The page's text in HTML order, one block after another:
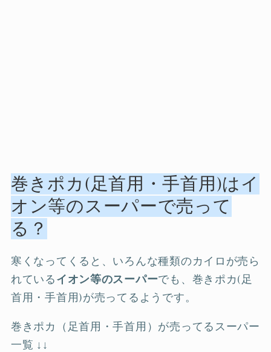
巻きポカ(足首用・手首用)はイ
オン等のスーパーで売って
る？
寒くなってくると、いろんな種類のカイロが売ら
れているイオン等のスーパーでも、巻きポカ(足
首用・手首用)が売ってるようです。
巻きポカ（足首用・手首用）が売ってるスーパー
一覧 ↓↓